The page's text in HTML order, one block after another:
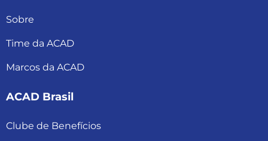
Sobre
Time da ACAD
Marcos da ACAD
ACAD Brasil
Clube de Benefícios